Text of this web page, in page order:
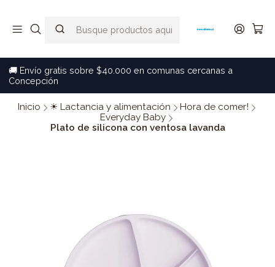
🚚 Envío gratis sobre $40.000 en comunas cercanas a
Concepción
Inicio ☀ Lactancia y alimentación
Hora de comer!
Everyday Baby
Plato de silicona con ventosa lavanda